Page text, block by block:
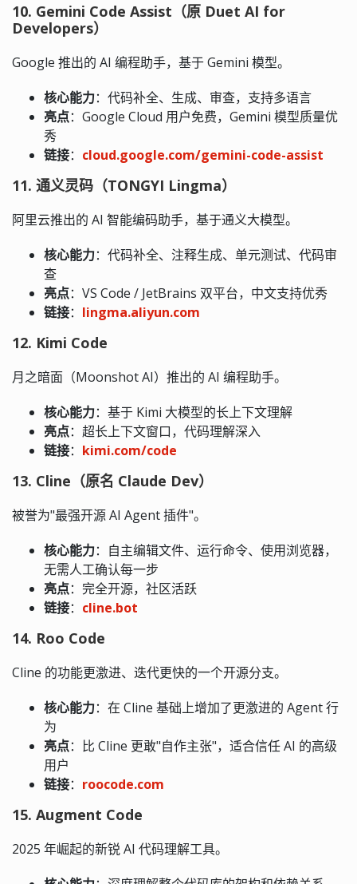
10. Gemini Code Assist（原 Duet AI for
Developers）
Google 推出的 AI 编程助手，基于 Gemini 模型。
核心能力：代码补全、生成、审查，支持多语言
亮点：Google Cloud 用户免费，Gemini 模型质量优
秀
链接： cloud.google.com/gemini-code-assist
11. 通义灵码（TONGYI Lingma）
阿里云推出的 AI 智能编码助手，基于通义大模型。
核心能力：代码补全、注释生成、单元测试、代码审
查
亮点：VS Code / JetBrains 双平台，中文支持优秀
链接： lingma.aliyun.com
12. Kimi Code
月之暗面（Moonshot AI）推出的 AI 编程助手。
核心能力：基于 Kimi 大模型的长上下文理解
亮点：超长上下文窗口，代码理解深入
链接： kimi.com/code
13. Cline（原名 Claude Dev）
被誉为"最强开源 AI Agent 插件"。
核心能力：自主编辑文件、运行命令、使用浏览器，
无需人工确认每一步
亮点：完全开源，社区活跃
链接： cline.bot
14. Roo Code
Cline 的功能更激进、迭代更快的一个开源分支。
核心能力：在 Cline 基础上增加了更激进的 Agent 行
为
亮点：比 Cline 更敢"自作主张"，适合信任 AI 的高级
用户
链接： roocode.com
15. Augment Code
2025 年崛起的新锐 AI 代码理解工具。